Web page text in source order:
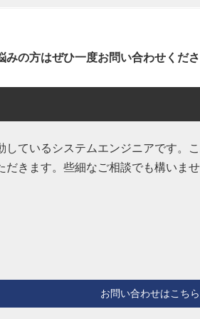
の方はぜひ一度お問い合わせくださ
しているシステムエンジニアです。
だきます。些細なご相談でも構いま
お問い合わせはこち